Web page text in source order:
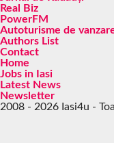
Real Biz
PowerFM
Autoturisme de
Authors List
Contact
Home
Jobs in Iasi
Latest News
Newsletter
2008 - 2026 Iasi4u -